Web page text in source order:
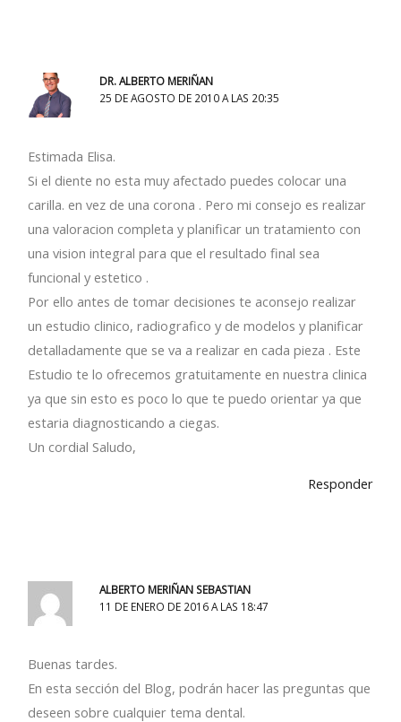
DR. ALBERTO MERIÑAN
25 DE AGOSTO DE 2010 A LAS 20:35
Estimada Elisa.
Si el diente no esta muy afectado puedes colocar una
carilla. en vez de una corona . Pero mi consejo es realizar
una valoracion completa y planificar un tratamiento con
una vision integral para que el resultado final sea
funcional y estetico .
Por ello antes de tomar decisiones te aconsejo realizar
un estudio clinico, radiografico y de modelos y planificar
detalladamente que se va a realizar en cada pieza . Este
Estudio te lo ofrecemos gratuitamente en nuestra clinica
ya que sin esto es poco lo que te puedo orientar ya que
estaria diagnosticando a ciegas.
Un cordial Saludo,
Responder
ALBERTO MERIÑAN SEBASTIAN
11 DE ENERO DE 2016 A LAS 18:47
Buenas tardes.
En esta sección del Blog, podrán hacer las preguntas que
deseen sobre cualquier tema dental.